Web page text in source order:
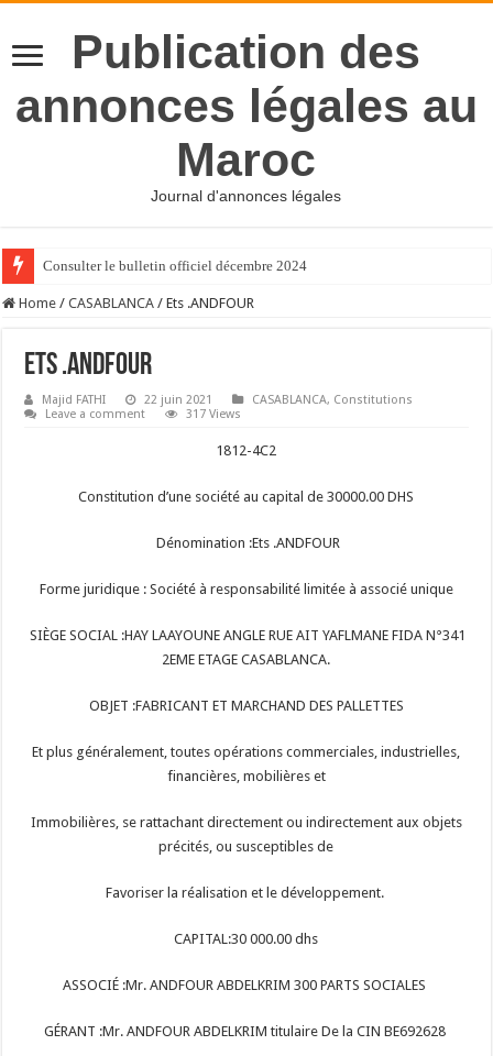
Publication des
annonces légales au
Maroc
Journal d'annonces légales
Consulter le bulletin officiel décembre 2024
Home / CASABLANCA / Ets .ANDFOUR
Ets .ANDFOUR
Majid FATHI 22 juin 2021 CASABLANCA, Constitutions
Leave a comment
317 Views
1812-4C2
Constitution d’une société au capital de 30000.00 DHS
Dénomination :Ets .ANDFOUR
Forme juridique : Société à responsabilité limitée à associé unique
SIÈGE SOCIAL :HAY LAAYOUNE ANGLE RUE AIT YAFLMANE FIDA N°341
2EME ETAGE CASABLANCA.
OBJET :FABRICANT ET MARCHAND DES PALLETTES
Et plus généralement, toutes opérations commerciales, industrielles,
financières, mobilières et
Immobilières, se rattachant directement ou indirectement aux objets
précités, ou susceptibles de
Favoriser la réalisation et le développement.
CAPITAL:30 000.00 dhs
ASSOCIÉ :Mr. ANDFOUR ABDELKRIM 300 PARTS SOCIALES
GÉRANT :Mr. ANDFOUR ABDELKRIM titulaire De la CIN BE692628